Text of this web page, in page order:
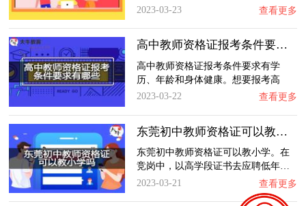
2023-03-23
查看更多
高中教师资格证报考条件要求有哪些？
高中教师资格证报考条件要求有学
历、年龄和身体健康。想要报考高
中…
2023-03-22 查看更多
东莞初中教师资格证可以教小学吗？
东莞初中教师资格证可以教小学。在
竞岗中，以高学段证书去应聘低年…
2023-03-21
查看更多